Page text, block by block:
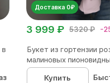
Доставка 0₽
5320 ₽ -
3 999 ₽
Букет из гортензии
малиновых
Купить